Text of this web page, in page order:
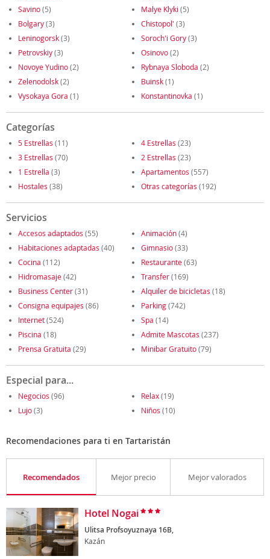
Savino(5) Malye Klyki (5)
Bolgary(3) Chistopol' (3)
Leninogorsk(3) Soroch'i Gory(3)
Petrovskiy(3) Osinovo(2)
Novoye Yudino(2) Rybnaya Sloboda (2)
Zelenodolsk(2) Buinsk(1)
Vysokaya Gora (1) Konstantinovka (1)
Categorías
5 Estrellas (11) 4 Estrellas (23)
3 Estrellas (70) 2 Estrellas (23)
1 Estrella (3) Apartamentos (557)
Hostales (38) Otras categorías (192)
Servicios
Accesos adaptados (55) Animación(4)
Habitaciones adaptadas (40) Gimnasio(33)
Cocina (112) Restaurante(63)
Hidromasaje(42) Transfer(169)
Business Center(31) Alquiler de bicicletas (18)
Consigna equipajes (86) Parking(742)
Internet(524) Spa (14)
Piscina (18) Admite Mascotas (237)
Prensa Gratuita (29) Minibar Gratuito(79)
Especial para...
Negocios (96) Relax(19)
Lujo(3) Niños (10)
Recomendaciones para ti en Tartaristán
Recomendados Mejor precio Mejor valorados
Hotel Nogai
Ulitsa Profsoyuznaya 16B,
Kazán